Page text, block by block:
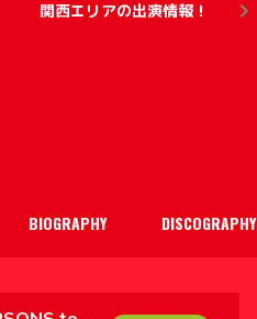
関西エリアの出演情報！
BIOGRAPHY DISCOGRAPHY